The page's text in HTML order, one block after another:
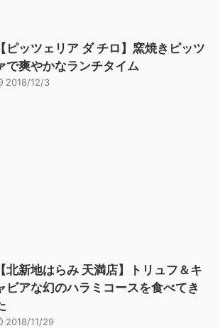
【ピッツェリア ダ チロ】窯焼きピッツ
で爽やかなランチタイム
2018/12/3
【北新地はらみ 天満店】トリュフ＆キ
ビアな幻のハラミコースを食べてき
2018/11/29